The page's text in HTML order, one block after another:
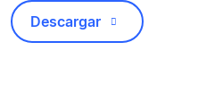
Descargar